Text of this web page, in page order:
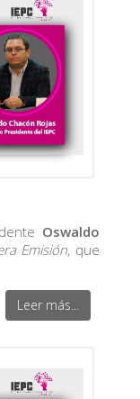
Oswaldo
Emisión, que
Leer más...